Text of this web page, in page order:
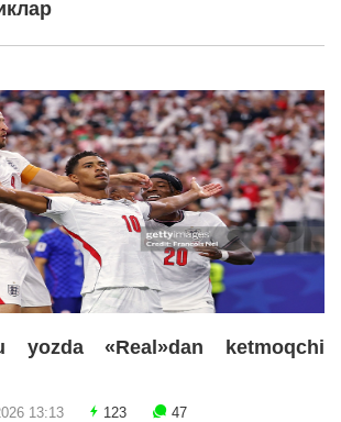
yozda «Real»dan ketmoqchi
13:13 123 47